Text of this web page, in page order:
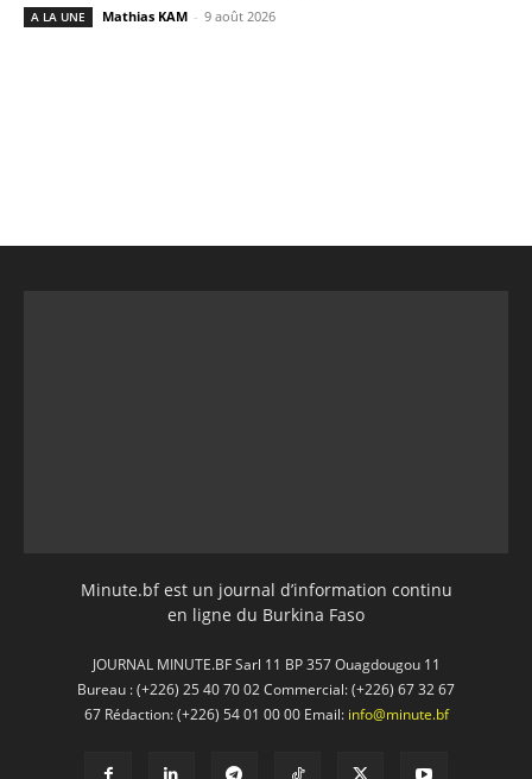
A LA UNE Mathias KAM - 9 août 2026
Minute.bf est un journal d’information continu
en ligne du Burkina Faso
JOURNAL MINUTE.BF Sarl 11 BP 357 Ouagdougou 11
Bureau : (+226) 25 40 70 02 Commercial: (+226) 67 32 67
67 Rédaction: (+226) 54 01 00 00 Email: info@minute.bf